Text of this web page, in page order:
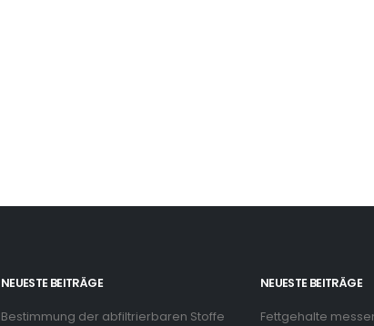
NEUESTE BEITRÄGE
Bestimmung der abfiltrierbaren Stoffe
NEUESTE BEITRÄGE
Fettgehalte